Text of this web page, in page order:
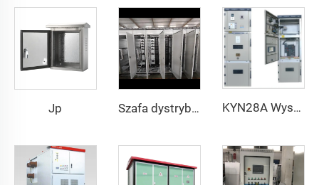
Jp Szafa dystrybucyjna GCS KYN28A Wysokonapięciowa Tablica Rozdzielcza